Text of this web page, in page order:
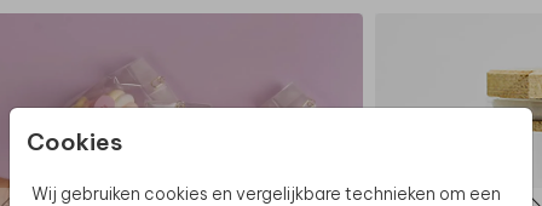
Cookies
Wij gebruiken cookies en vergelijkbare technieken om een